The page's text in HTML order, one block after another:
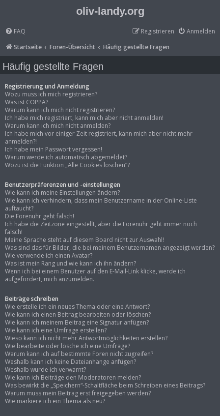
oliv-landy.org
FAQ Anmelden
Registrieren
Startseite
Foren-Übersicht Häufig gestellte Fragen
Häufig gestellte Fragen
Registrierung und Anmeldung
Wozu muss ich mich registrieren?
Was ist COPPA?
Warum kann ich mich nicht registrieren?
Ich habe mich registriert, kann mich aber nicht anmelden!
Warum kann ich mich nicht anmelden?
Ich habe mich vor einiger Zeit registriert, kann mich aber nicht mehr
anmelden?!
Ich habe mein Passwort vergessen!
Warum werde ich automatisch abgemeldet?
Wozu ist die Funktion „Alle Cookies löschen“?
Benutzerpräferenzen und -einstellungen
Wie kann ich meine Einstellungen ändern?
Wie kann ich verhindern, dass mein Benutzername in der Online-Liste
auftaucht?
Die Forenuhr geht falsch!
Ich habe die Zeitzone eingestellt, aber die Forenuhr geht immer noch
falsch!
Meine Sprache steht auf diesem Board nicht zur Auswahl!
Was sind das für Bilder, die bei meinem Benutzernamen angezeigt werden?
Wie verwende ich einen Avatar?
Was ist mein Rang und wie kann ich ihn ändern?
Wenn ich bei einem Benutzer auf den E-Mail-Link klicke, werde ich
aufgefordert, mich anzumelden.
Beiträge schreiben
Wie erstelle ich ein neues Thema oder eine Antwort?
Wie kann ich einen Beitrag bearbeiten oder löschen?
Wie kann ich meinem Beitrag eine Signatur anfügen?
Wie kann ich eine Umfrage erstellen?
Wieso kann ich nicht mehr Antwortmöglichkeiten erstellen?
Wie bearbeite oder lösche ich eine Umfrage?
Warum kann ich auf bestimmte Foren nicht zugreifen?
Weshalb kann ich keine Dateianhänge anfügen?
Weshalb wurde ich verwarnt?
Wie kann ich Beiträge den Moderatoren melden?
Was bewirkt die „Speichern“-Schaltfläche beim Schreiben eines Beitrags?
Warum muss mein Beitrag erst freigegeben werden?
Wie markiere ich ein Thema als neu?